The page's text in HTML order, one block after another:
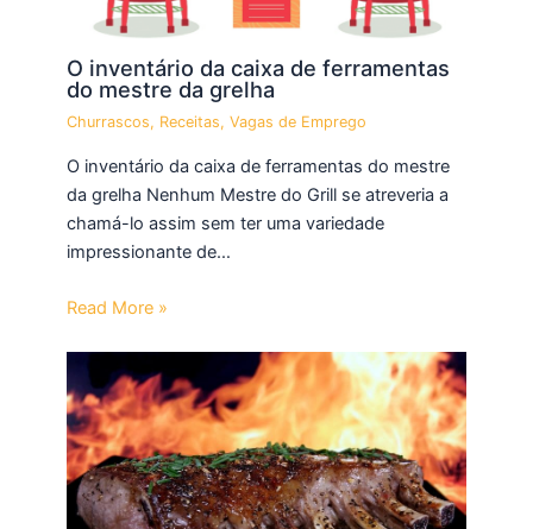
O inventário da caixa de ferramentas
do mestre da grelha
Churrascos, Receitas,Vagas de Emprego
O inventário da caixa de ferramentas do mestre
da grelha Nenhum Mestre do Grill se atreveria a
chamá-lo assim sem ter uma variedade
impressionante de…
Read More »